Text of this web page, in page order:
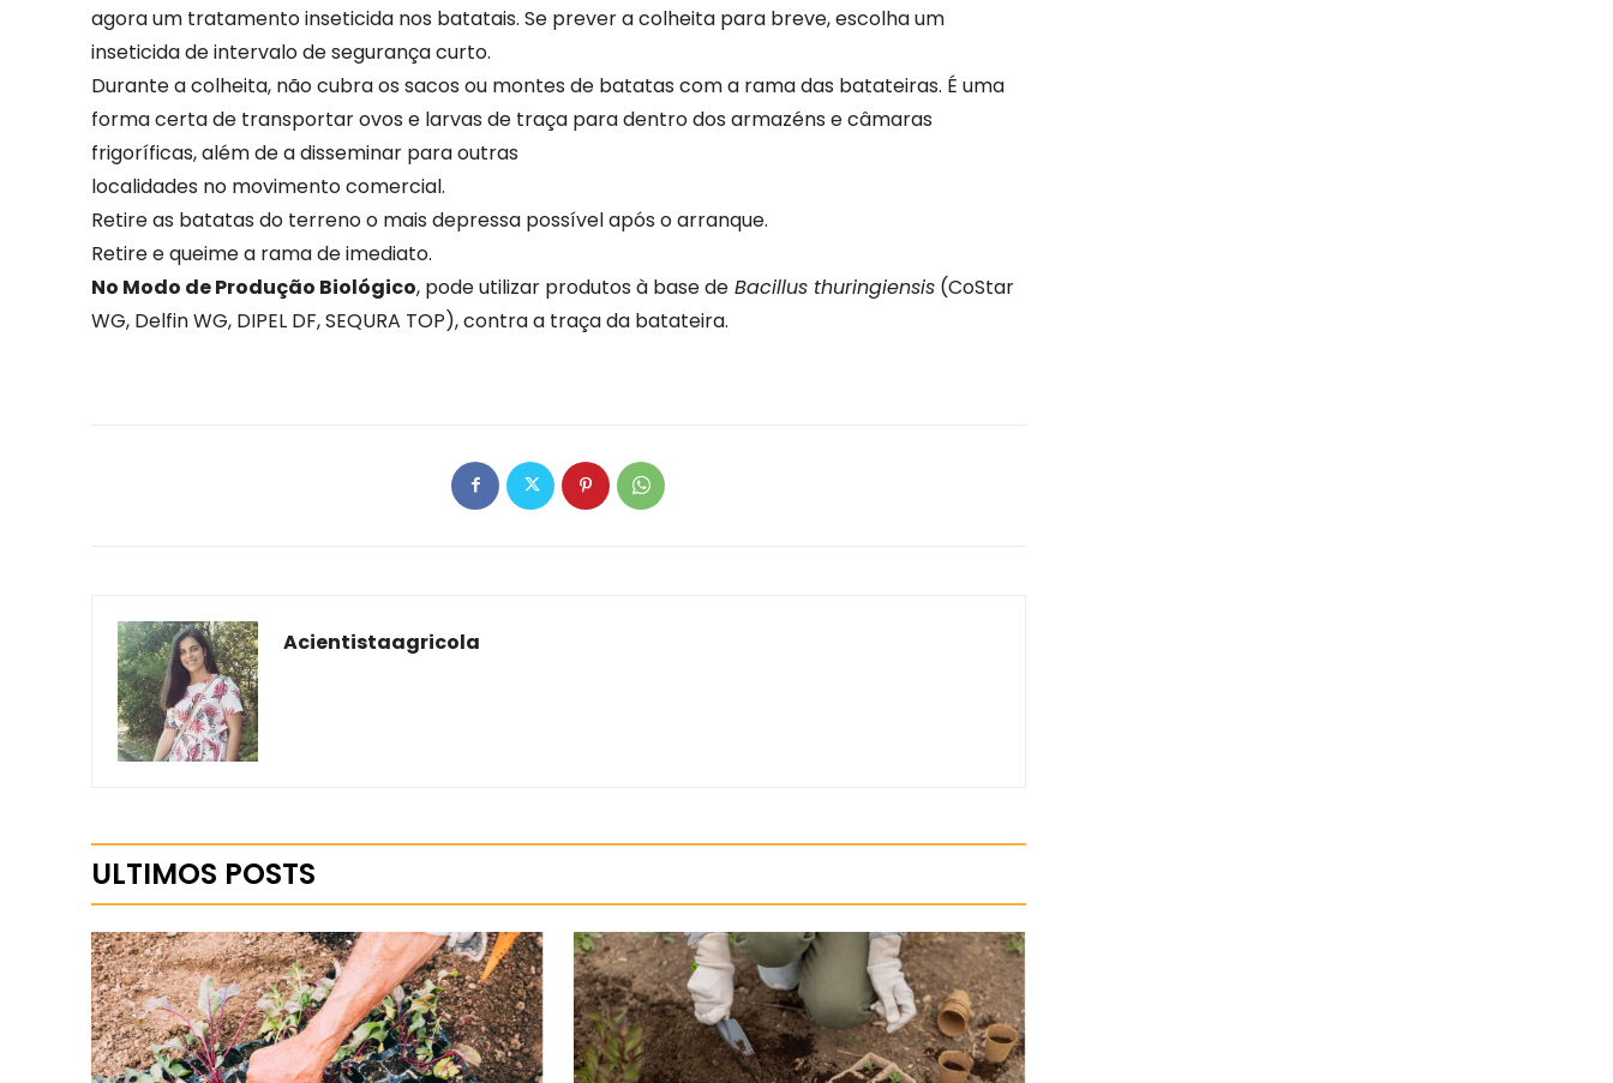
agora um tratamento inseticida nos batatais. Se prever a colheita para breve, escolha um
inseticida de intervalo de segurança curto.
Durante a colheita, não cubra os sacos ou montes de batatas com a rama das batateiras. É uma
forma certa de transportar ovos e larvas de traça para dentro dos armazéns e câmaras
frigoríficas, além de a disseminar para outras
localidades no movimento comercial.
Retire as batatas do terreno o mais depressa possível após o arranque.
Retire e queime a rama de imediato.
No Modo de Produção Biológico, pode utilizar produtos à base de Bacillus thuringiensis (CoStar
WG, Delfin WG, DIPEL DF, SEQURA TOP), contra a traça da batateira.
Acientistaagricola
ULTIMOS POSTS